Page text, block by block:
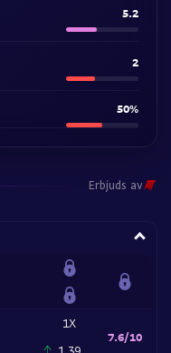
5.2
2
50%
Erbjuds av
1X
1.39
7.6/10